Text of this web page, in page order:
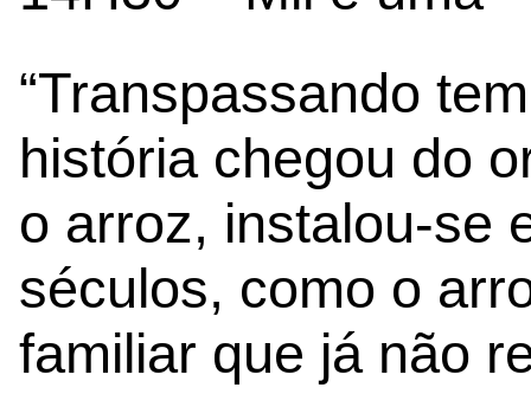
“Transpassando
história chegou do
o arroz, instalou-se
séculos, como o
familiar que já não